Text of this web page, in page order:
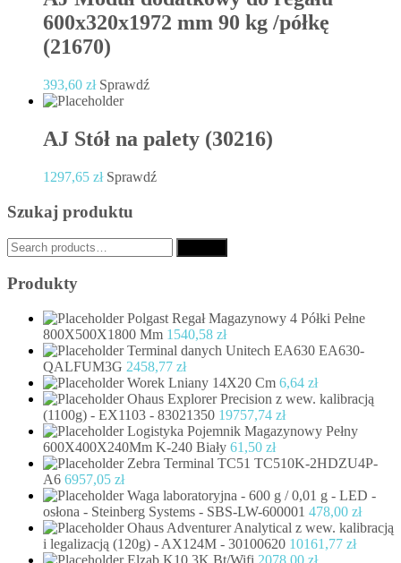
600x320x1972 mm 90 kg /półkę
(21670)
393,60 zł Sprawdź
AJ Stół na palety (30216)
1297,65 zł Sprawdź
Szukaj produktu
Search
for:
Produkty
Polgast Regał Magazynowy 4 Półki Pełne
800X500X1800 Mm 1540,58 zł
Terminal danych Unitech EA630 EA630-
QALFUM3G 2458,77 zł
Worek Lniany 14X20 Cm 6,64 zł
Ohaus Explorer Precision z wew. kalibracją
(1100g) - EX1103 - 83021350 19757,74 zł
Logistyka Pojemnik Magazynowy Pełny
600X400X240Mm K-240 Biały 61,50 zł
Zebra Terminal TC51 TC510K-2HDZU4P-
A6 6957,05 zł
Waga laboratoryjna - 600 g / 0,01 g - LED -
osłona - Steinberg Systems - SBS-LW-600001 478,00 zł
Ohaus Adventurer Analytical z wew. kalibracją
i legalizacją (120g) - AX124M - 30100620 10161,77 zł
Elzab K10 3K Bt/Wifi 2078,00 zł